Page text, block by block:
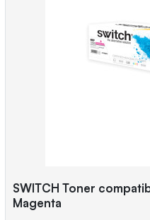
SWITCH Toner
Magenta